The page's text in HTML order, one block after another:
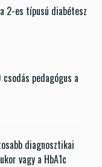
2-es típusú diabétesz
pedagógus a
diagnosztikai
vagy a HbA1c